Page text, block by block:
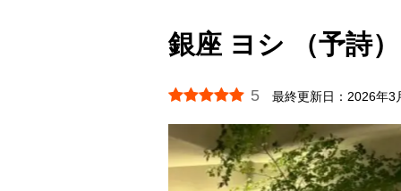
銀座 ヨシ （予詩）
5 最終更新日： 2026年3